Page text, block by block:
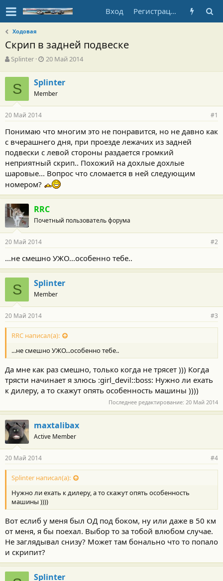
Вход Регистрация
Ходовая
Скрип в задней подвеске
А
т
о
р
т
е
м
ы
Splinter
Д
а
н
а
л
а
20 Май 2014
S Splinter
Member
20 Май 2014 #1
Понимаю что многим это не понравится, но не давно как
с вчерашнего дня, при проезде лежачих из задней
подвески с левой стороны раздается громкий
неприятный скрип.. Похожий на дохлые дохлые
шаровые... Вопрос что сломается в ней следующим
номером?
RRC
Почетный пользователь форума
20 Май 2014 #2
...не смешно УЖО...особенно тебе..
S Splinter
Member
20 Май 2014 #3
RRC написал(а):
...не смешно УЖО...особенно тебе..
Да мне как раз смешно, только когда не трясет ))) Когда
трясти начинает я злюсь :girl_devil::boss: Нужно ли ехать
к дилеру, а то скажут опять особенность машины ))))
Последнее редактирование: 20 Май 2014
maxtalibax
Active Member
20 Май 2014 #4
Splinter написал(а):
Нужно ли ехать к дилеру, а то скажут опять особенность
машины ))))
Вот еслиб у меня был ОД под боком, ну или даже в 50 км
от меня, я бы поехал. Выбор то за тобой влюбом случае.
Не заглядывал снизу? Может там бонально что то попало
и скрипит?
Splinter